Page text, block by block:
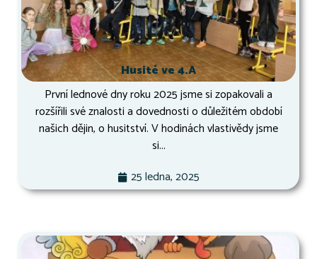
Husité ve 4.A
První lednové dny roku 2025 jsme si zopakovali a
rozšířili své znalosti a dovednosti o důležitém období
našich dějin, o husitství. V hodinách vlastivědy jsme
si...
25 ledna, 2025